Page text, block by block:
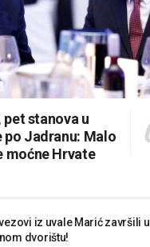
stanova u
po Jadranu: Malo
moćne Hrvate
vezovi iz uvale Marić završili u
dvorištu!